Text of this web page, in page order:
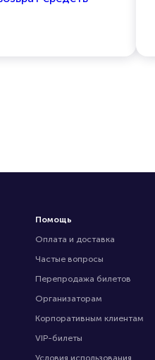
Помощь
Оплата и доставка
Частые вопросы
Перепродажа билетов
Организаторам
Корпоративным клиентам
VIP-билеты
Условия использования